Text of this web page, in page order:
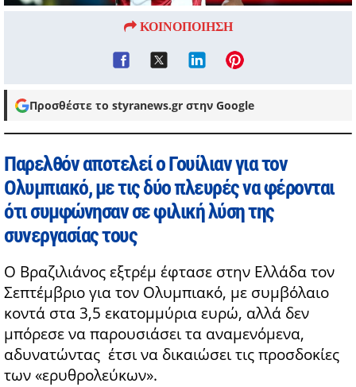
ΚΟΙΝΟΠΟΙΗΣΗ
Προσθέστε το styranews.gr στην Google
Παρελθόν αποτελεί ο Γουίλιαν για τον
Ολυμπιακό, με τις δύο πλευρές να φέρονται
ότι συμφώνησαν σε φιλική λύση της
συνεργασίας τους
Ο Βραζιλιάνος εξτρέμ έφτασε στην Ελλάδα τον
Σεπτέμβριο για τον Ολυμπιακό, με συμβόλαιο
κοντά στα 3,5 εκατομμύρια ευρώ, αλλά δεν
μπόρεσε να παρουσιάσει τα αναμενόμενα,
αδυνατώντας έτσι να δικαιώσει τις προσδοκίες
των «ερυθρολεύκων».